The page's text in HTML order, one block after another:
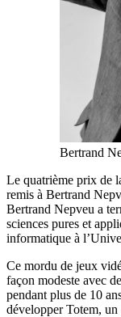
Bertrand
Le quatrième prix de
remis à Bertrand
Bertrand Nepveu a
sciences pures et
informatique à
Ce mordu de jeux
façon modeste avec
pendant plus de 10
développer Totem, un